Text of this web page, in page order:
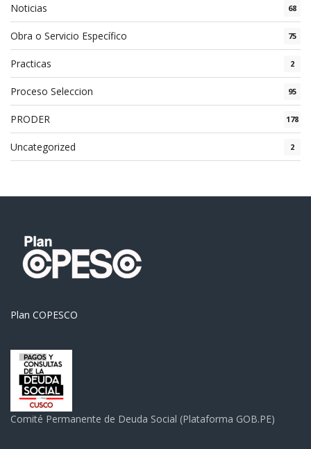
Noticias 68
Obra o Servicio Específico 75
Practicas 2
Proceso Seleccion 95
PRODER 178
Uncategorized 2
Plan COPESCO
Comité Permanente de Deuda Social (Plataforma GOB.PE)